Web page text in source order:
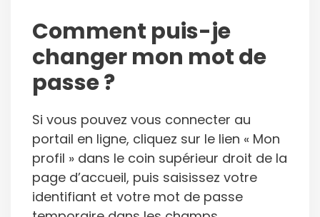
Comment puis-je
changer mon mot de
passe ?
Si vous pouvez vous connecter au
portail en ligne, cliquez sur le lien « Mon
profil » dans le coin supérieur droit de la
page d’accueil, puis saisissez votre
identifiant et votre mot de passe